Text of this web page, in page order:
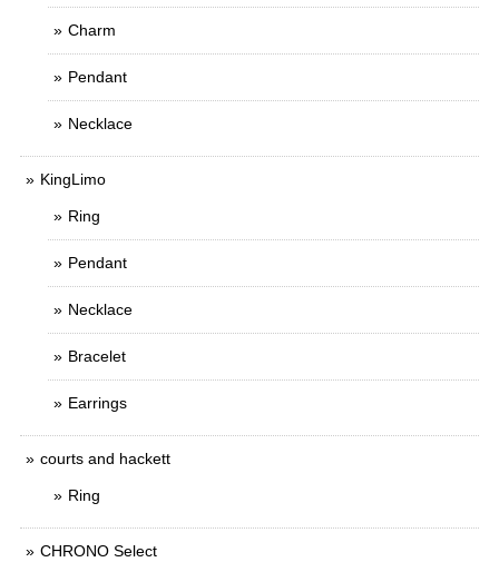
Charm
Pendant
Necklace
KingLimo
Ring
Pendant
Necklace
Bracelet
Earrings
courts and hackett
Ring
CHRONO Select